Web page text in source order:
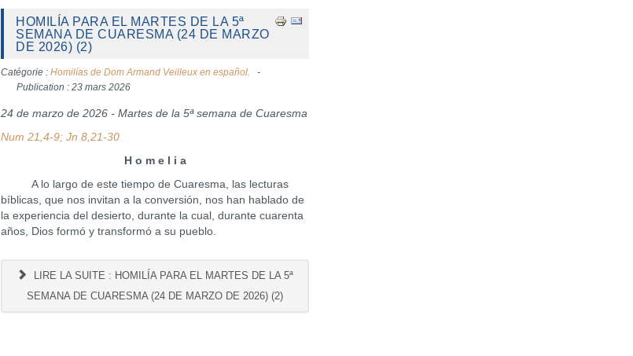
HOMILÍA PARA EL MARTES DE LA 5ª
SEMANA DE CUARESMA (24 DE MARZO
DE 2026) (2)
Catégorie :Homilías de Dom Armand Veilleux en español.
Publication : 23 mars 2026
24 de marzo de 2026 - Martes de la 5ª semana de Cuaresma
Num 21,4-9; Jn 8,21-30
H o m e l i a
A lo largo de este tiempo de Cuaresma, las lecturas
bíblicas, que nos invitan a la conversión, nos han hablado de
la experiencia del desierto, durante la cual, durante cuarenta
años, Dios formó y transformó a su pueblo.
LIRE LA SUITE : HOMILÍA PARA EL MARTES DE LA 5ª
SEMANA DE CUARESMA (24 DE MARZO DE 2026) (2)